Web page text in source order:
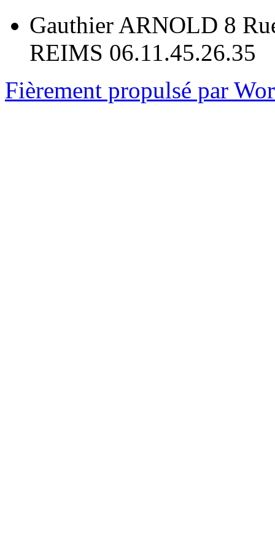
Gauthier ARNOLD 8
REIMS 06.11.45.26.35
Fièrement propulsé par